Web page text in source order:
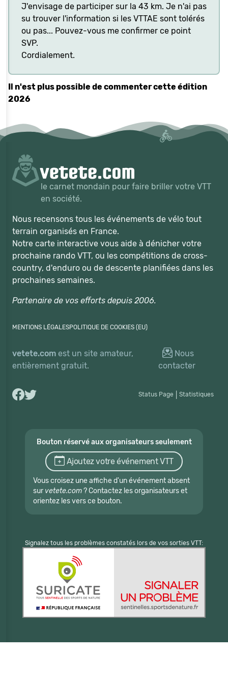
J'envisage de participer sur la 43 km. Je n'ai pas
su trouver l'information si les VTTAE sont tolérés
ou pas... Pouvez-vous me confirmer ce point
SVP.
Cordialement.
Il n'est plus possible de commenter cette édition
2026
le carnet mondain pour faire briller votre VTT
en société.
Nous recensons tous les événements de vélo tout
terrain organisés en France.
Notre carte interactive vous aide à dénicher votre
prochaine rando VTT, ou les compétitions de cross-
country, d'enduro ou de descente planifiées dans les
prochaines semaines.
Partenaire de vos efforts depuis 2006.
MENTIONS LÉGALESPOLITIQUE DE COOKIES (EU)
vetete.com est un site amateur,
entièrement gratuit.
Nous
contacter
Status Page Statistiques
Bouton réservé aux organisateurs seulement
Ajoutez votre événement VTT
Vous croisez une affiche d'un événement absent
sur vetete.com? Contactez les organisateurs et
orientez les vers ce bouton.
Signalez tous les problèmes constatés lors de vos sorties VTT: